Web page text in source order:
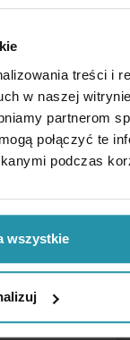
treści i
w naszej
partnerom
połączyć te
podczas
wszystkie
Neodym
für
beträgt